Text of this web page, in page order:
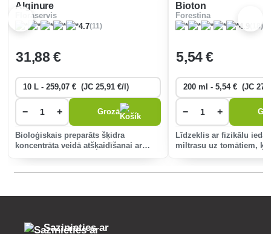
Alginure
Floraservis
4.7(11)
31,88 €
− + Grozā
Bioloģiskais preparāts šķidra
koncentrāta veidā atšķaidīšanai ar
Bioton
Forestina
4.9
(18)
5,54 €
− +
Līdzeklis ar fizikālu
miltrasu uz tomātiem,
Sazinieties ar